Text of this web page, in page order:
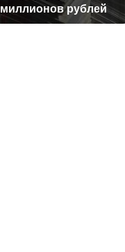
миллионов рублей